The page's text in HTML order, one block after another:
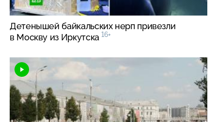
Детенышей байкальских нерп привезли
в Москву из Иркутска 16+